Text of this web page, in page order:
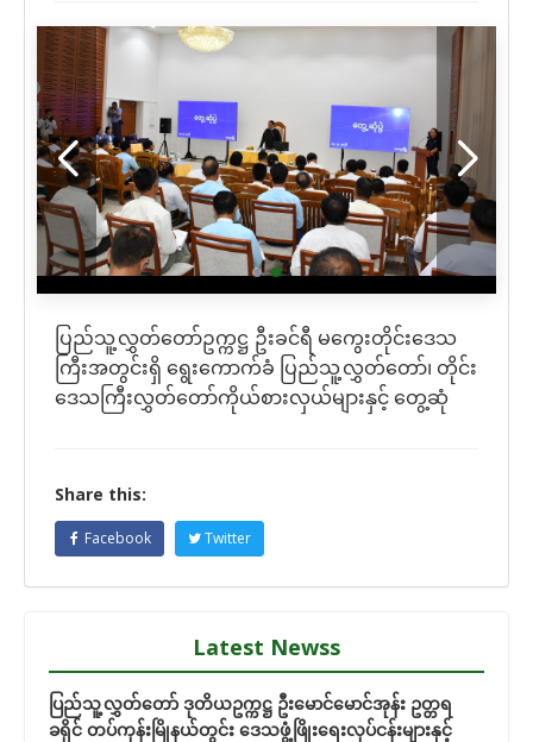
ပြည်သူ့လွှတ်တော်ဥက္ကဋ္ဌ ဦးခင်ရီ မကွေးတိုင်းဒေသ
ကြီးအတွင်းရှိ ရွေးကောက်ခံ ပြည်သူ့လွှတ်တော်၊ တိုင်း
ဒေသကြီးလွှတ်တော်ကိုယ်စားလှယ်များနှင့် တွေ့ဆုံ
Share this:
Facebook Twitter
Latest Newss
ပြည်သူ့လွှတ်တော် ဒုတိယဥက္ကဋ္ဌ ဦးမောင်မောင်အုန်း ဥတ္တရ
ခရိုင် တပ်ကုန်းမြိုနယ်တွင်း ဒေသဖွံ့ဖြိုးရေးလုပ်ငန်းများနှင့်